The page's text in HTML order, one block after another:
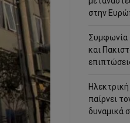
στην
Συμφωνία
και
παίρνει
δυναμικά